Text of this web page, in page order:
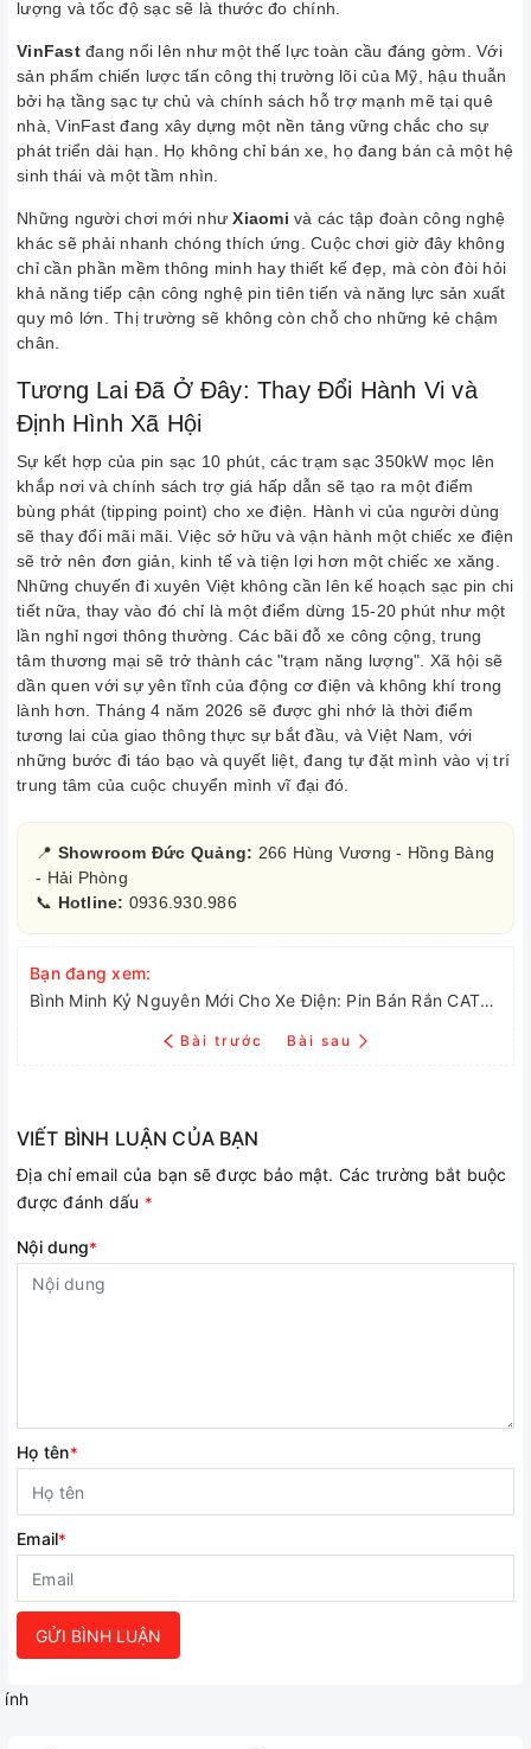
lượng và tốc độ sạc sẽ là thước đo chính.
VinFastđang nổi lên như một thế lực toàn cầu đáng gờm. Với
sản phẩm chiến lược tấn công thị trường lõi của Mỹ, hậu thuẫn
bởi hạ tầng sạc tự chủ và chính sách hỗ trợ mạnh mẽ tại quê
nhà, VinFast đang xây dựng một nền tảng vững chắc cho sự
phát triển dài hạn. Họ không chỉ bán xe, họ đang bán cả một hệ
sinh thái và một tầm nhìn.
Những người chơi mới nhưXiaomi và các tập đoàn công nghệ
khác sẽ phải nhanh chóng thích ứng. Cuộc chơi giờ đây không
chỉ cần phần mềm thông minh hay thiết kế đẹp, mà còn đòi hỏi
khả năng tiếp cận công nghệ pin tiên tiến và năng lực sản xuất
quy mô lớn. Thị trường sẽ không còn chỗ cho những kẻ chậm
chân.
Tương Lai Đã Ở Đây: Thay Đổi Hành Vi và
Định Hình Xã Hội
Sự kết hợp của pin sạc 10 phút, các trạm sạc 350kW mọc lên
khắp nơi và chính sách trợ giá hấp dẫn sẽ tạo ra một điểm
bùng phát (tipping point) cho xe điện. Hành vi của người dùng
sẽ thay đổi mãi mãi. Việc sở hữu và vận hành một chiếc xe điện
sẽ trở nên đơn giản, kinh tế và tiện lợi hơn một chiếc xe xăng.
Những chuyến đi xuyên Việt không cần lên kế hoạch sạc pin chi
tiết nữa, thay vào đó chỉ là một điểm dừng 15-20 phút như một
lần nghỉ ngơi thông thường. Các bãi đỗ xe công cộng, trung
tâm thương mại sẽ trở thành các "trạm năng lượng". Xã hội sẽ
dần quen với sự yên tĩnh của động cơ điện và không khí trong
lành hơn. Tháng 4 năm 2026 sẽ được ghi nhớ là thời điểm
tương lai của giao thông thực sự bắt đầu, và Việt Nam, với
những bước đi táo bạo và quyết liệt, đang tự đặt mình vào vị trí
trung tâm của cuộc chuyển mình vĩ đại đó.
📍 Showroom Đức Quảng: 266 Hùng Vương - Hồng Bàng
- Hải Phòng
📞 Hotline: 0936.930.986
Bạn đang xem:
Bình Minh Kỷ Nguyên Mới Cho Xe Điện: Pin Bán Rắn CATL, Cuộc Đổ Bộ Của VinFast VF Wild và Cú Hích Chính Sách Tỷ Đô Định Hình Tương Lai
Bài trước Bài sau
VIẾT BÌNH LUẬN CỦA BẠN
Địa chỉ email của bạn sẽ được bảo mật. Các trường bắt buộc
được đánh dấu *
Nội dung*
Họ tên*
Email*
GỬI BÌNH LUẬN
ính